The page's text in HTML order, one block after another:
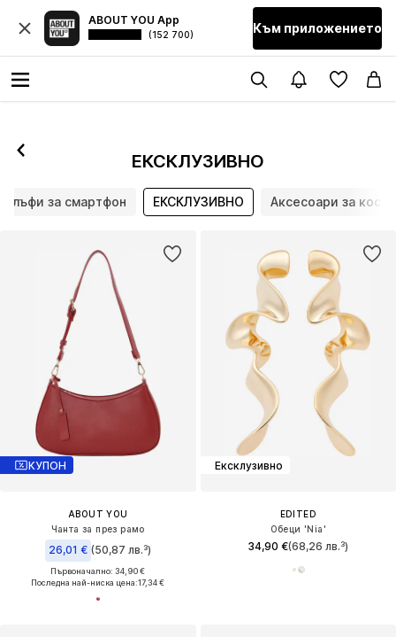
ABOUT YOU App
(152 700) Към приложението
ЕКСКЛУЗИВНО
за смартфон ЕКСКЛУЗИВНО Аксесоари за коса
КУПОН
ABOUT YOU
Чанта за през рамо
26,01 € (50,87 лв.³)
Първоначално: 34,90 €
Последна най-ниска цена:17,34 €
Ексклузивно
EDITED
Обеци 'Nia'
34,90 €(68,26 лв.³)